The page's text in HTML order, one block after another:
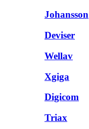
Johansson
Deviser
Wellav
Xgiga
Digicom
Triax